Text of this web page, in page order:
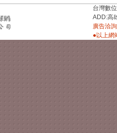
台灣數
ADD:高
廣告洽
●以上網